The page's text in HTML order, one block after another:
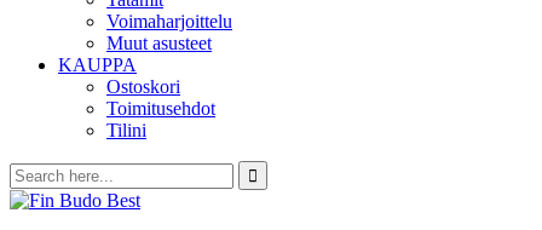
Voimaharjoittelu
Muut asusteet
KAUPPA
Ostoskori
Toimitusehdot
Tilini